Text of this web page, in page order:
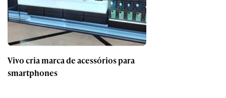
Vivo cria marca de acessórios para
smartphones